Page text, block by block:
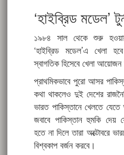
‘হাইব্রিড মডেল’
১৯৮৪ সাল থেকে শুরু
‘হাইব্রিড মডেল’এ খেলা
স্বাগতিক হিসেবে খেলা
প্রাথমিকভাবে পুরো আসর
কথা থাকলেও দুই দেশের
ভারত পাকিস্তানে খেলতে
জবাবে পাকিস্তান হুমকি দেয়
হতে না দিলে তারা অক্টোবরে
বিশ্বকাপ বর্জন করবে।